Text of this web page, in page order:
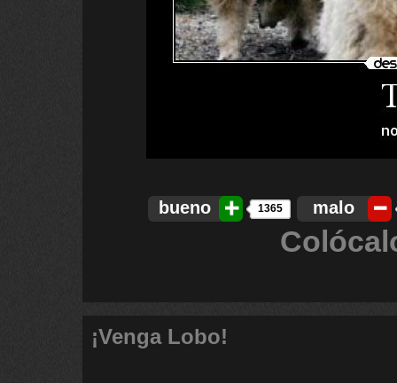
bueno 1365 malo
¡Venga Lobo!